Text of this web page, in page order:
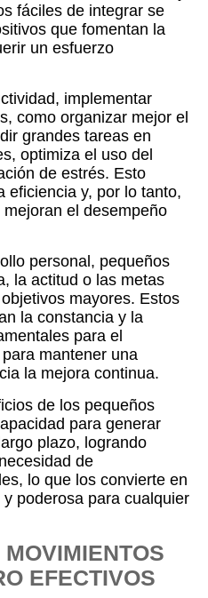
fáciles de integrar se
que fomentan la
un esfuerzo
implementar
como organizar mejor el
grandes tareas en
optimiza el uso del
de estrés. Esto
eficiencia y, por lo tanto,
el desempeño
personal, pequeños
la actitud o las metas
mayores. Estos
la constancia y la
para el
mantener una
la mejora continua.
de los pequeños
para generar
plazo, logrando
de
lo que los convierte en
poderosa para cualquier
EFECTIVOS